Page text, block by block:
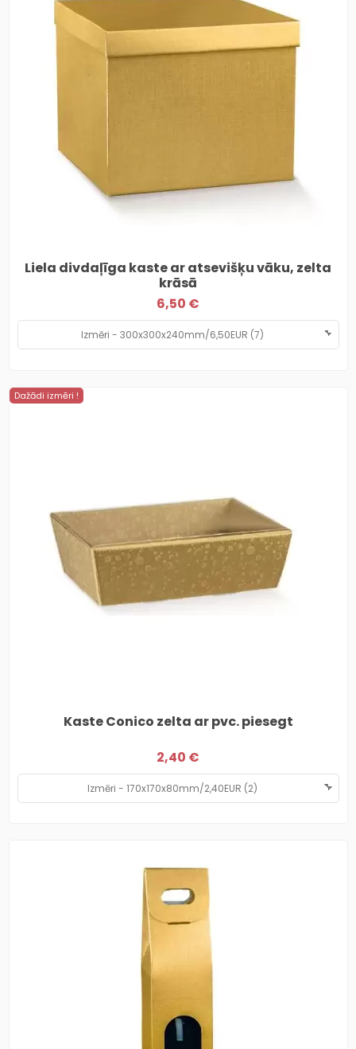
Liela divdaļīga kaste ar atsevišķu vāku, zelta
krāsā
6,50 €
Dažādi izmēri !
Kaste Conico zelta ar pvc. piesegt
2,40 €